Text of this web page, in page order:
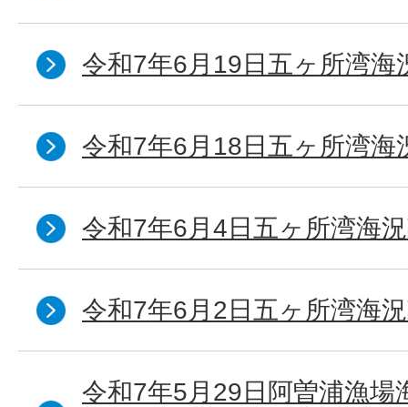
令和7年6月19日五ヶ所湾海
令和7年6月18日五ヶ所湾海
令和7年6月4日五ヶ所湾海
令和7年6月2日五ヶ所湾海
令和7年5月29日阿曽浦漁場